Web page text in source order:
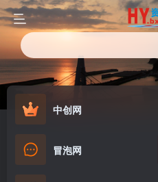
中创网
冒泡网